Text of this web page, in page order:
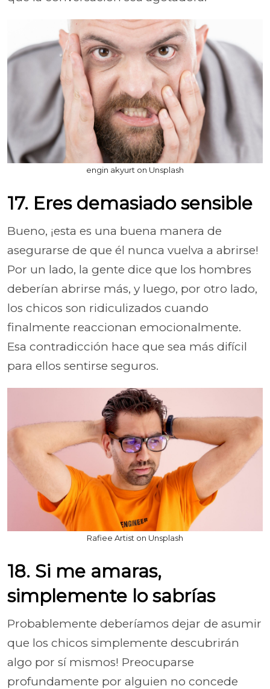
engin akyurt on Unsplash
17. Eres demasiado sensible
Bueno, ¡esta es una buena manera de
asegurarse de que él nunca vuelva a abrirse!
Por un lado, la gente dice que los hombres
deberían abrirse más, y luego, por otro lado,
los chicos son ridiculizados cuando
finalmente reaccionan emocionalmente.
Esa contradicción hace que sea más difícil
para ellos sentirse seguros.
Rafiee Artist on Unsplash
18. Si me amaras,
simplemente lo sabrías
Probablemente deberíamos dejar de asumir
que los chicos simplemente descubrirán
algo por sí mismos! Preocuparse
profundamente por alguien no concede